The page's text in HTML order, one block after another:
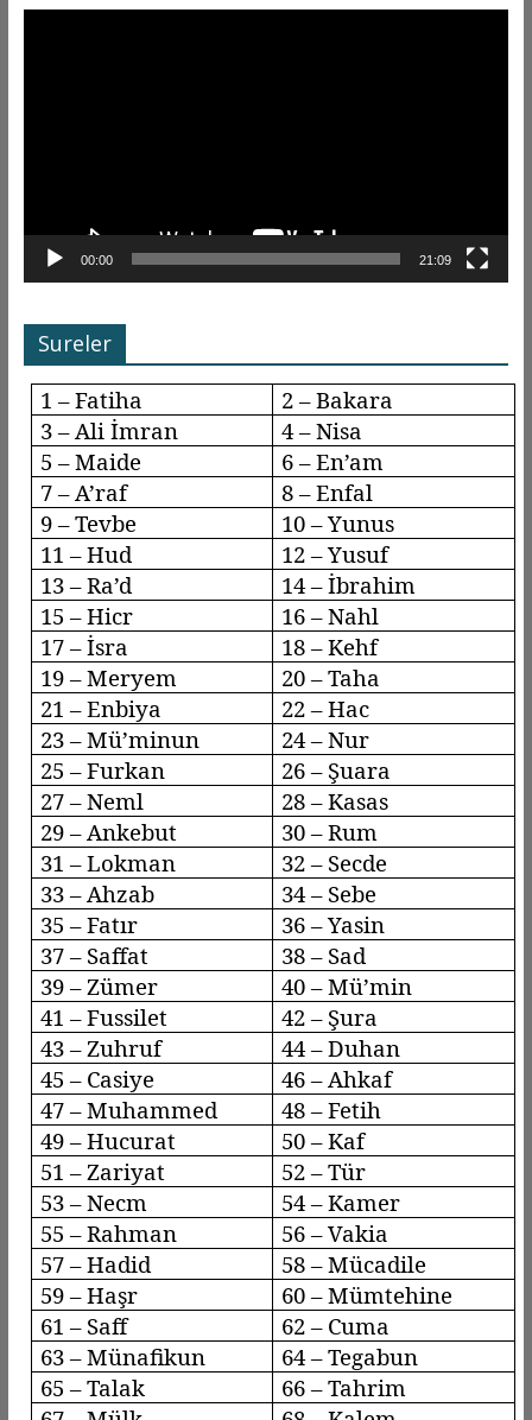
00:00 21:09
Sureler
1 – Fatiha
2 – Bakara
3 – Ali İmran
4 – Nisa
5 – Maide
6 –En’am
7 – A’raf 8 –Enfal
9 –Tevbe
10 – Yunus
11 – Hud
12 – Yusuf
13 –Ra’d
14 – İbrahim
15 –Hicr 16 –Nahl
17 –İsra 18 –Kehf
19 – Meryem
20 – Taha
21 – Enbiya
22 – Hac
23 –Mü’minun
24 – Nur
25 – Furkan
26 – Şuara
27 –Neml 28 –Kasas
29 – Ankebut
30 – Rum
31 – Lokman
32 – Secde
33 – Ahzab 34 – Sebe
35 –Fatır
36 – Yasin
37 – Saffat
38 – Sad
39 – Zümer 40 –Mü’min
41 –Fussilet
42 – Şura
43 – Zuhruf 44 –Duhan
45 – Casiye 46 – Ahkaf
47 – Muhammed
48 – Fetih
49 –Hucurat
50 – Kaf
51 – Zariyat
52 – Tür
53 –Necm
54 – Kamer
55 – Rahman
56 –Vakia
57 –Hadid 58 –Mücadile
59 –Haşr 60 –Mümtehine
61 – Saff
62 – Cuma
63 –Münafikun 64 –Tegabun
65 – Talak
66 –Tahrim